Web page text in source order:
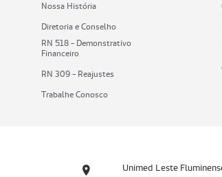
Nossa História
Diretoria e Conselho
RN 518 - Demonstrativo
Financeiro
RN 309 - Reajustes
Trabalhe Conosco
Unimed Leste